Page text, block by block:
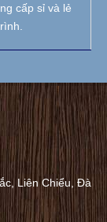
cấp sỉ và lẻ
Liên Chiểu, Đà